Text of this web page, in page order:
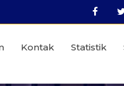
Kontak Statistik